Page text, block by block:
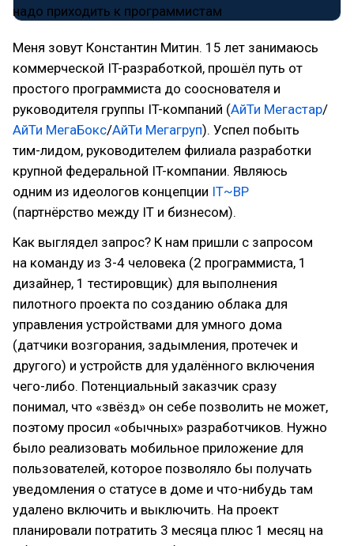
Меня зовут Константин Митин. 15 лет занимаюсь
коммерческой IT-разработкой, прошёл путь от
простого программиста до сооснователя и
руководителя группы IT-компаний (АйТи Мегастар/
АйТи МегаБокс/АйТи Мегагруп). Успел побыть
тим-лидом, руководителем филиала разработки
крупной федеральной IT-компании. Являюсь
одним из идеологов концепции IT~BP
(партнёрство между IT и бизнесом).
Как выглядел запрос? К нам пришли с запросом
на команду из 3-4 человека (2 программиста, 1
дизайнер, 1 тестировщик) для выполнения
пилотного проекта по созданию облака для
управления устройствами для умного дома
(датчики возгорания, задымления, протечек и
другого) и устройств для удалённого включения
чего-либо. Потенциальный заказчик сразу
понимал, что «звёзд» он себе позволить не может,
поэтому просил «обычных» разработчиков. Нужно
было реализовать мобильное приложение для
пользователей, которое позволяло бы получать
уведомления о статусе в доме и что-нибудь там
удалено включить и выключить. На проект
планировали потратить 3 месяца плюс 1 месяц на